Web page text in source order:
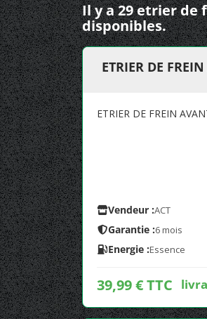
Il y a 29 etrier de
disponibles.
ETRIER DE
ETRIER DE FREIN
Vendeur :ACT
Garantie :6 mois
Energie :Essence
39,99 € TTC